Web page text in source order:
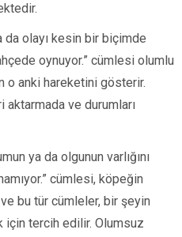
da olayı kesin bir biçimde
oynuyor.” cümlesi olumlu
o anki hareketini gösterir.
ve durumları
ya da olgunun varlığını
cümlesi, köpeğin
bu tür cümleler, bir şeyin
tercih edilir. Olumsuz